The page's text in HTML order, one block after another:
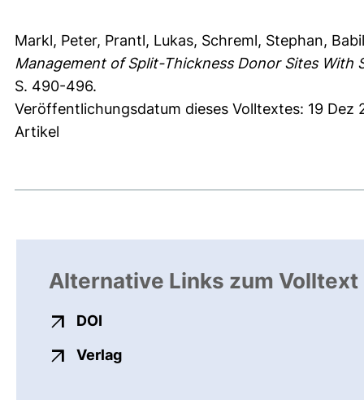
Markl, Peter, Prantl, Lukas, Schreml, Stephan,
Management of Split-Thickness Donor Sites With
S. 490-496.
Veröffentlichungsdatum dieses Volltextes: 19 Dez
Artikel
Alternative Links zum Volltext
DOI
Verlagexterner Link, öffnet neues